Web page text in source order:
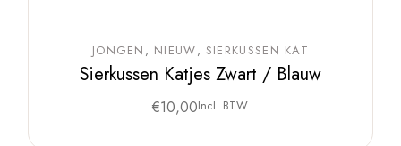
JONGEN NIEUW SIERKUSSEN KAT
Sierkussen Katjes Zwart / Blauw
€10,00Incl. BTW